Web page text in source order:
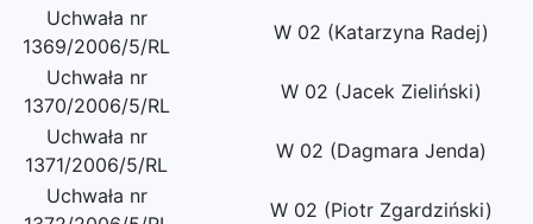
Uchwała nr
1369/2006/5/RL
W 02 (Katarzyna Radej)
Uchwała nr
1370/2006/5/RL
W 02 (Jacek Zieliński)
Uchwała nr
1371/2006/5/RL
W 02 (Dagmara Jenda)
Uchwała nr
W 02 (Piotr Zgardziński)